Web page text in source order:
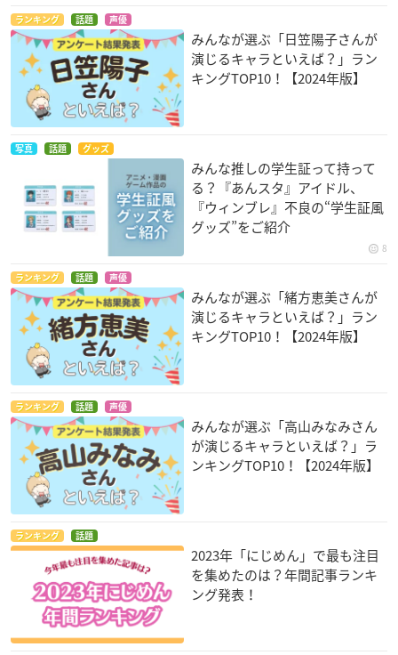
ランキング 話題 声優
みんなが選ぶ「日笠陽子さんが
演じるキャラといえば？」ラン
キングTOP10！【2024年版】
写真 話題 グッズ
みんな推しの学生証って持って
る？『あんスタ』アイドル、
『ウィンブレ』不良の“学生証風
グッズ”をご紹介
8
ランキング 話題 声優
みんなが選ぶ「緒方恵美さんが
演じるキャラといえば？」ラン
キングTOP10！【2024年版】
ランキング 話題 声優
みんなが選ぶ「高山みなみさん
が演じるキャラといえば？」ラ
ンキングTOP10！【2024年版】
ランキング 話題
2023年「にじめん」で最も注目
を集めたのは？年間記事ランキ
ング発表！